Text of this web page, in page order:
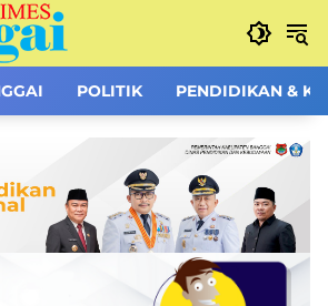
POLITIK PENDIDIKAN &